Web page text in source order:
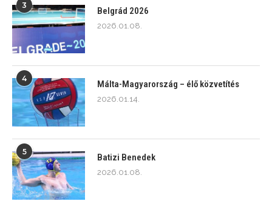
3
Belgrád 2026
2026.01.08.
4
Málta-Magyarország – élő közvetítés
2026.01.14.
5
Batizi Benedek
2026.01.08.